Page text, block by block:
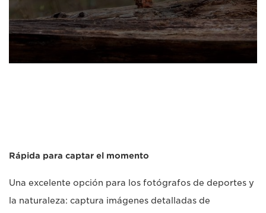
Rápida para captar el momento
Una excelente opción para los fotógrafos de deportes y
la naturaleza: captura imágenes detalladas de